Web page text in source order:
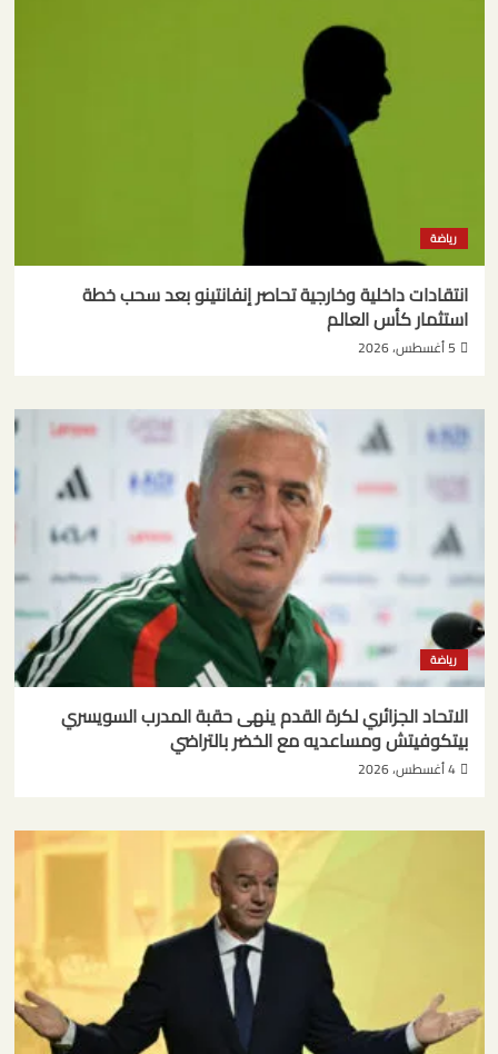
رياضة
انتقادات داخلية وخارجية تحاصر إنفانتينو بعد سحب خطة
استثمار كأس العالم
5 أغسطس، 2026
رياضة
الاتحاد الجزائري لكرة القدم ينهى حقبة المدرب السويسري
بيتكوفيتش ومساعديه مع الخضر بالتراضي
4 أغسطس، 2026